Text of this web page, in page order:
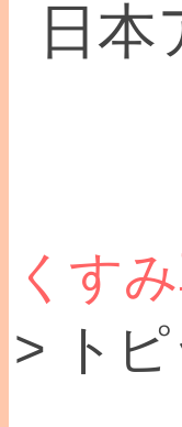
日
くす
> ト